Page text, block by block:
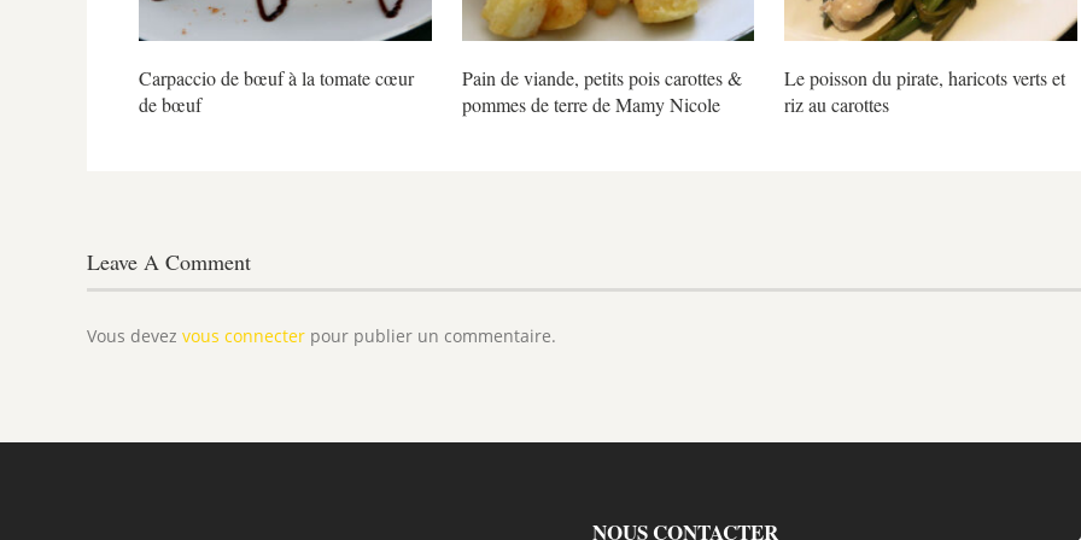
Carpaccio de bœuf à la tomate cœur
de bœuf
Pain de viande, petits pois carottes &
pommes de terre de Mamy Nicole
Le poisson du pirate, haricots verts et
riz au carottes
Leave A Comment
Vous devez vous connecter pour publier un commentaire.
NOUS CONTACTER